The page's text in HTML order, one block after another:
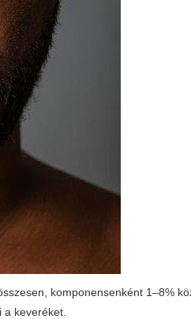
komponensenként 1–8%
keveréket.